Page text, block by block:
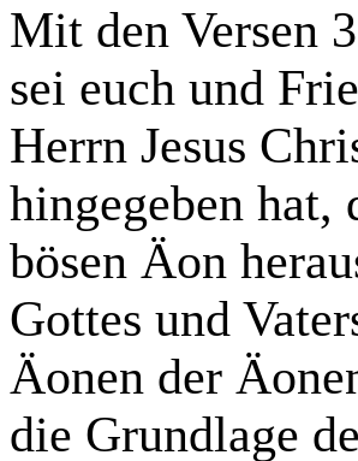
Mit den Versen
sei euch und
Herrn Jesus
hingegeben hat,
bösen Äon
Gottes und
Äonen der
die Grundlage